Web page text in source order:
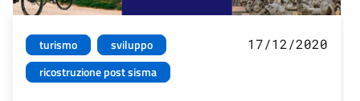
turismo
sviluppo
ricostruzione post sisma
17/12/2020